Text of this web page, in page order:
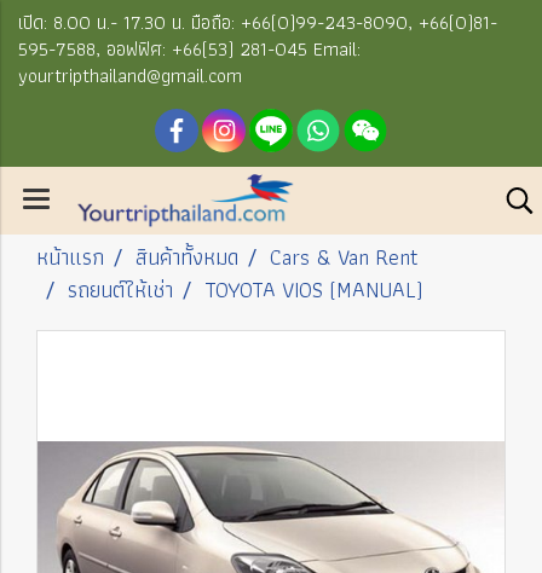
เปิด: 8.00 น.- 17.30 น. มือถือ: +66(0)99-243-8090, +66(0)81-
595-7588, ออฟฟิศ: +66(53) 281-045 Email:
yourtripthailand@gmail.com
หน้าแรก สินค้าทั้งหมด
Cars & Van Rent
รถยนต์ให้เช่า
TOYOTA VIOS (MANUAL)